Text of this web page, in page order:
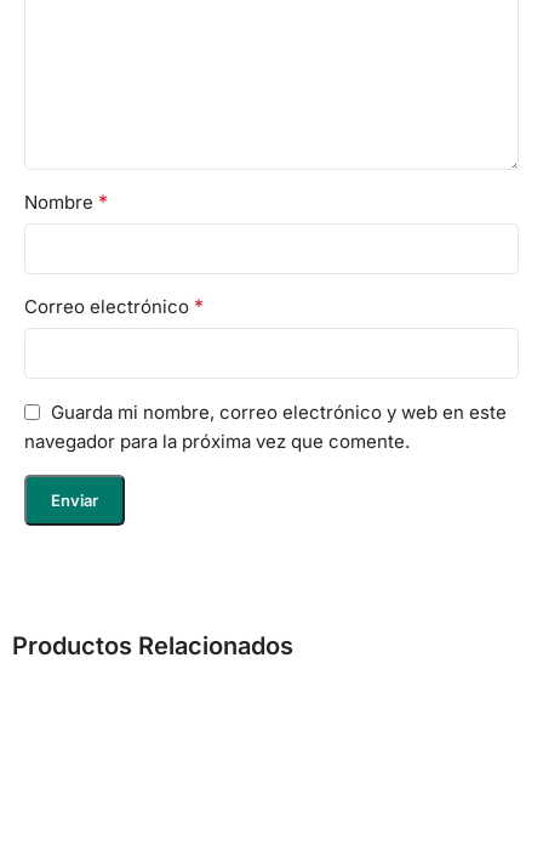
Nombre *
Correo electrónico *
Guarda mi nombre, correo electrónico y web en este
navegador para la próxima vez que comente.
Productos Relacionados